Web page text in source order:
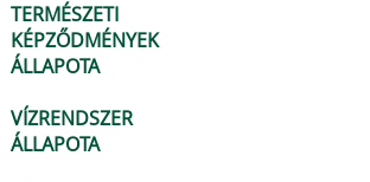
TERMÉSZETI
KÉPZŐDMÉNYEK
ÁLLAPOTA
VÍZRENDSZER
ÁLLAPOTA